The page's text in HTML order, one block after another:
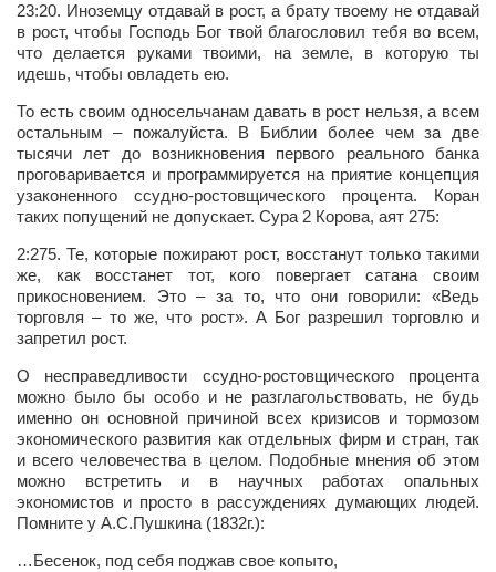
23:20. Иноземцу отдавай в рост, а брату твоему не отдавай
в рост, чтобы Господь Бог твой благословил тебя во всем,
что делается руками твоими, на земле, в которую ты
идешь, чтобы овладеть ею.
То есть своим односельчанам давать в рост нельзя, а всем
остальным – пожалуйста. В Библии более чем за две
тысячи лет до возникновения первого реального банка
проговаривается и программируется на приятие концепция
узаконенного ссудно-ростовщического процента. Коран
таких попущений не допускает. Сура 2 Корова, аят 275:
2:275. Те, которые пожирают рост, восстанут только такими
же, как восстанет тот, кого повергает сатана своим
прикосновением. Это – за то, что они говорили: «Ведь
торговля – то же, что рост». А Бог разрешил торговлю и
запретил рост.
О несправедливости ссудно-ростовщического процента
можно было бы особо и не разглагольствовать, не будь
именно он основной причиной всех кризисов и тормозом
экономического развития как отдельных фирм и стран, так
и всего человечества в целом. Подобные мнения об этом
можно встретить и в научных работах опальных
экономистов и просто в рассуждениях думающих людей.
Помните у А.С.Пушкина (1832г.):
…Бесенок, под себя поджав свое копыто,